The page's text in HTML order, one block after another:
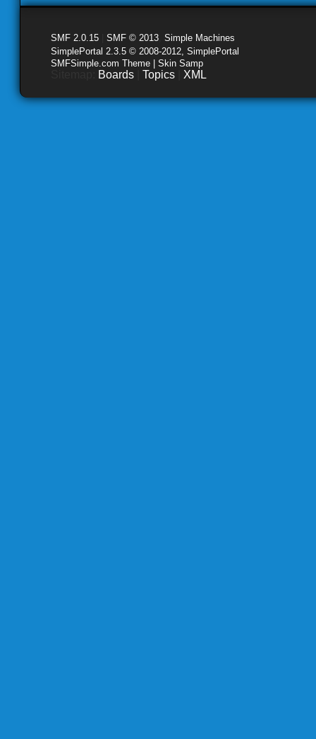
SMF 2.0.15 SMF © 2013 Simple Machines
SimplePortal 2.3.5 © 2008-2012, SimplePortal
SMFSimple.com Theme | Skin Samp
Boards Topics XML